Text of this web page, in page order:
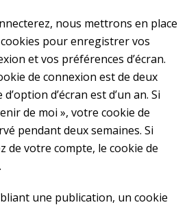
nous mettrons en place
pour enregistrer vos
et vos préférences d’écran.
de connexion est de deux
d’écran est d’un an. Si
de moi », votre cookie de
pendant deux semaines. Si
de votre compte, le cookie de
une publication, un cookie